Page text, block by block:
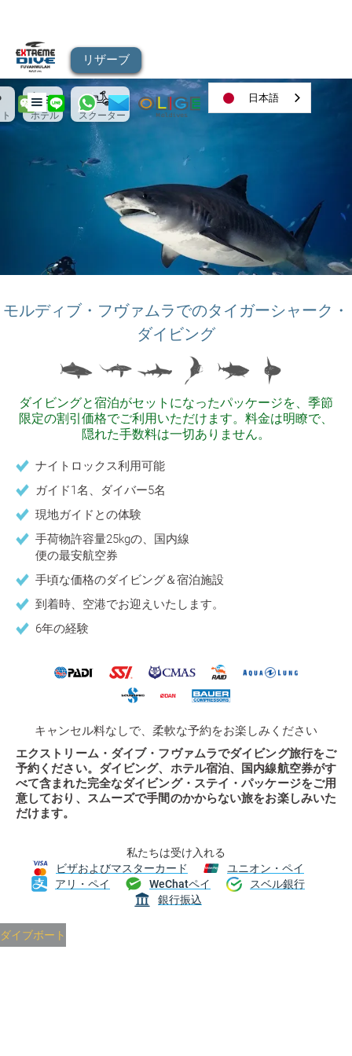
リザーブ
日本語
ホテル スクーター
モルディブ・フヴァムラでのタイガーシャーク・
ダイビング
ダイビングと宿泊がセットになったパッケージを、季節
限定の割引価格でご利用いただけます。料金は明瞭で、
隠れた手数料は一切ありません。
ナイトロックス利用可能
ガイド1名、ダイバー5名
現地ガイドとの体験
手荷物許容量25kgの、国内線
便の最安航空券
手頃な価格のダイビング＆宿泊施設
到着時、空港でお迎えいたします。
6年の経験
キャンセル料なしで、柔軟な予約をお楽しみください
エクストリーム・ダイブ・フヴァムラでダイビング旅行をご
予約ください。ダイビング、ホテル宿泊、国内線航空券がす
べて含まれた完全なダイビング・ステイ・パッケージをご用
意しており、スムーズで手間のかからない旅をお楽しみいた
だけます。
私たちは受け入れる
ビザおよびマスターカード
ユニオン・ペイ
アリ・ペイ
WeChatペイ
スベル銀行
銀行振込
ダイブボート